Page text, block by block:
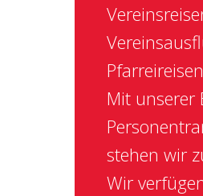
Mit unserer
stehen wir
Wir